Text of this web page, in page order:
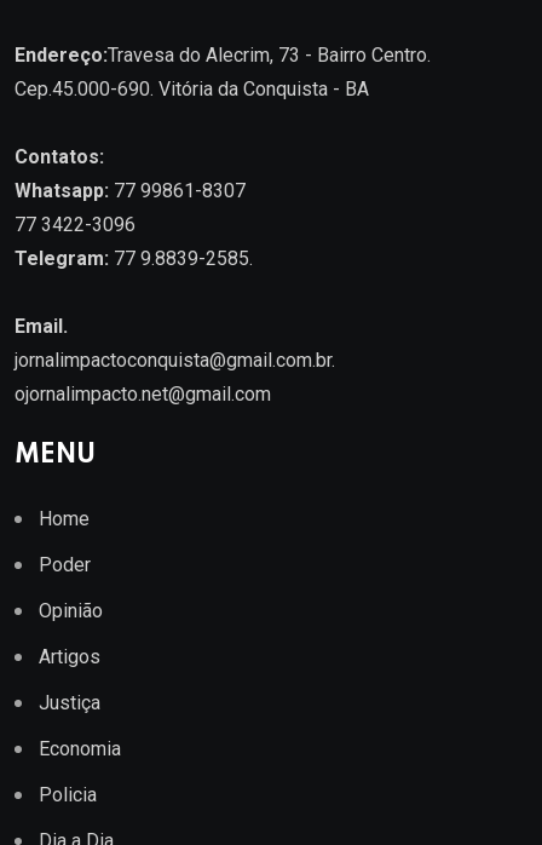
Endereço:Travesa do Alecrim, 73 - Bairro Centro.
Cep.45.000-690. Vitória da Conquista - BA
Contatos:
Whatsapp: 77 99861-8307
77 3422-3096
Telegram: 77 9.8839-2585.
Email.
jornalimpactoconquista@gmail.com.br.
ojornalimpacto.net@gmail.com
MENU
Home
Poder
Opinião
Artigos
Justiça
Economia
Policia
Dia a Dia